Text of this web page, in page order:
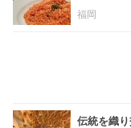
福岡
伝統を織